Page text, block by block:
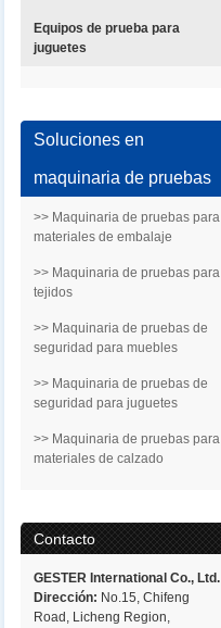
Equipos de prueba para
juguetes
Soluciones en
maquinaria de pruebas
>> Maquinaria de pruebas para
materiales de embalaje
>> Maquinaria de pruebas para
tejidos
>> Maquinaria de pruebas de
seguridad para muebles
>> Maquinaria de pruebas de
seguridad para juguetes
>> Maquinaria de pruebas para
materiales de calzado
Contacto
GESTER International Co., Ltd.
Dirección: No.15, Chifeng
Road, Licheng Region,